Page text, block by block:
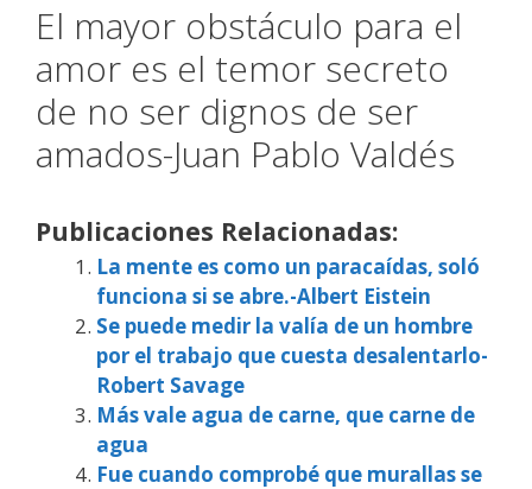
El mayor obstáculo para el
amor es el temor secreto
de no ser dignos de ser
amados-Juan Pablo Valdés
Publicaciones Relacionadas:
La mente es como un paracaídas, soló
funciona si se abre.-Albert Eistein
Se puede medir la valía de un hombre
por el trabajo que cuesta desalentarlo-
Robert Savage
Más vale agua de carne, que carne de
agua
Fue cuando comprobé que murallas se